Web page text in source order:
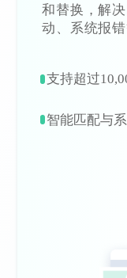
和替换，解
动、系统报错
支持超过
智能匹配与